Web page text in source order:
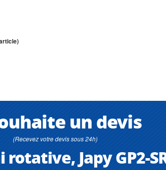
un devis
(Recevez votre devis sous 24h)
Japy GP2-SR-